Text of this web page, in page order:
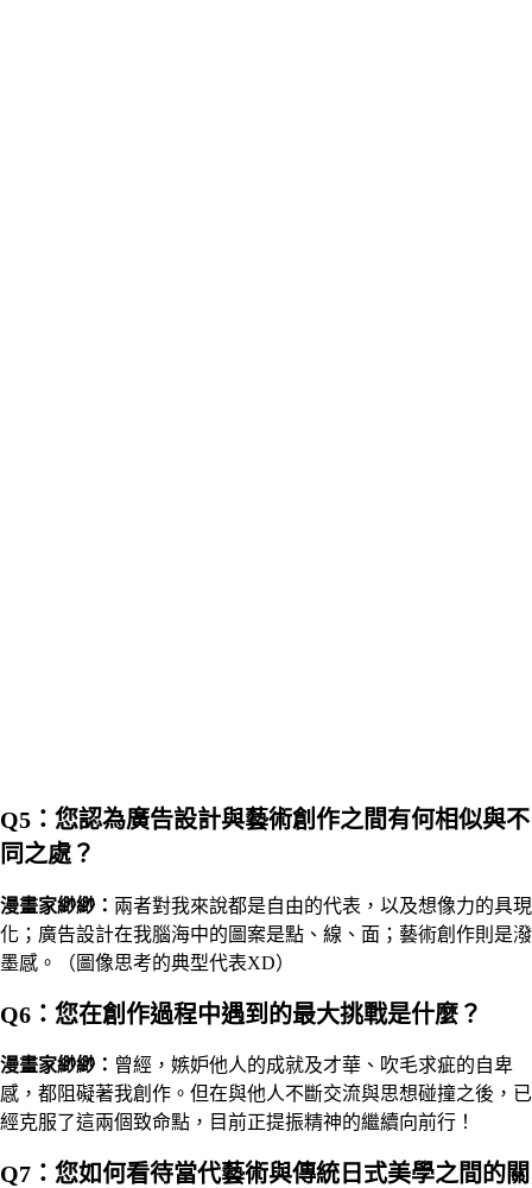
Q5：您認為廣告設計與藝術創作之間有何相似與不
同之處？
漫畫家緲緲 ： 兩者對我來說都是自由的代表，以及想像力的具現
化；廣告設計在我腦海中的圖案是點、線、面；藝術創作則是潑
墨感。（圖像思考的典型代表XD）
Q6：您在創作過程中遇到的最大挑戰是什麼？
漫畫家緲緲 ： 曾經，嫉妒他人的成就及才華、吹毛求疵的自卑
感，都阻礙著我創作。但在與他人不斷交流與思想碰撞之後，已
經克服了這兩個致命點，目前正提振精神的繼續向前行！
Q7：您如何看待當代藝術與傳統日式美學之間的關